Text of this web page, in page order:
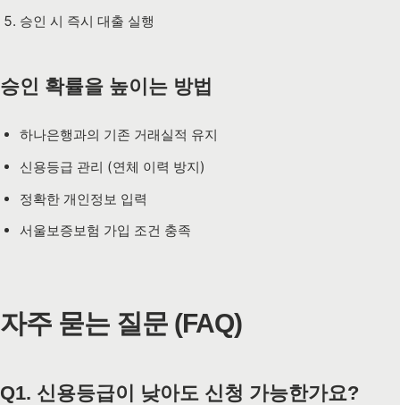
승인 시 즉시 대출 실행
승인 확률을 높이는 방법
하나은행과의 기존 거래실적 유지
신용등급 관리 (연체 이력 방지)
정확한 개인정보 입력
서울보증보험 가입 조건 충족
자주 묻는 질문 (FAQ)
Q1. 신용등급이 낮아도 신청 가능한가요?